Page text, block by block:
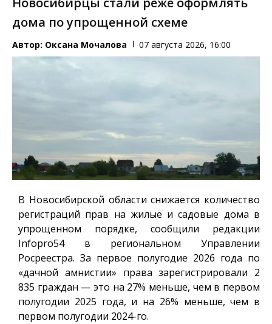
дома по упрощенной схеме
Автор: Оксана Мочалова 07 августа 2026, 16:00
В Новосибирской области снижается количество
регистраций прав на жилые и садовые дома в
упрощенном порядке, сообщили редакции
Infopro54в региональном Управлении
Росреестра. За первое полугодие 2026 года по
«дачной амнистии» права зарегистрировали 2
835 граждан — это на 27% меньше, чем в первом
полугодии 2025 года, и на 26% меньше, чем в
первом полугодии 2024-го.